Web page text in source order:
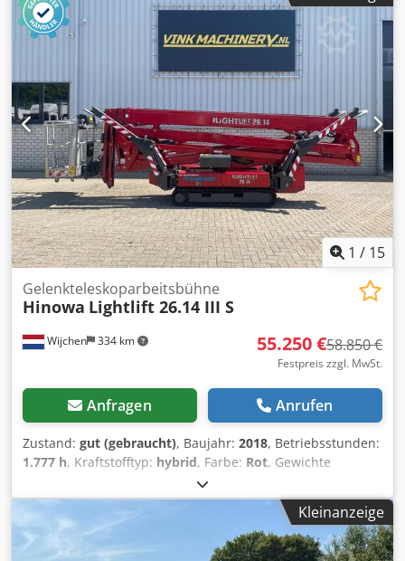
(eingeklappte Geländer): 1,67 m, Plattformbreite: 0,78 m
Plattformlänge: 1,80 m, Batteriekapazität: 2 x 12 V 85 Ah
1 / 15
Wijchen 334 km
Gelenkteleskoparbeitsbühne
Hinowa Lightlift 26.14 III S
55.250 €58.850 €
Festpreis zzgl. MwSt.
Anfragen Anrufen
Zustand: gut (gebraucht), Baujahr: 2018, Betriebsstunden:
1.777 h, Kraftstofftyp: hybrid, Farbe: Rot, Gewichte
Leergewicht: 4.365 kg Funktionell Mast: Knickarm
Hubkapazität: 230 kg Arbeitshöhe: 2.600 cm Abmessungen
des Laderaums: 400 x 99 x 200 cm CE-Kennzeichnung: ja
Djdewgc Scopfx Amhjck Zustand Technischer Zustand: gut
Optischer Zustand: gut Weitere Informationen
Kleinanzeige